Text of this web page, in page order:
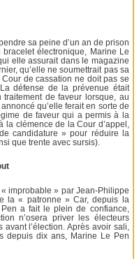
sa peine d’un an de prison
électronique, Marine Le
elle assurait dans le magazine
qu’elle ne soumettrait pas sa
de cassation ne doit pas se
défense de la prévenue était
de faveur lorsque, au
qu’elle ferait en sorte de
de faveur qui a permis à la
la clémence de la Cour d’appel,
candidature » pour réduire la
que trente avec sursis).
improbable » par Jean-Philippe
la « patronne » Car, depuis la
a fait le plein de confiance,
n’osera priver les électeurs
l’élection. Après avoir sali,
depuis dix ans, Marine Le Pen